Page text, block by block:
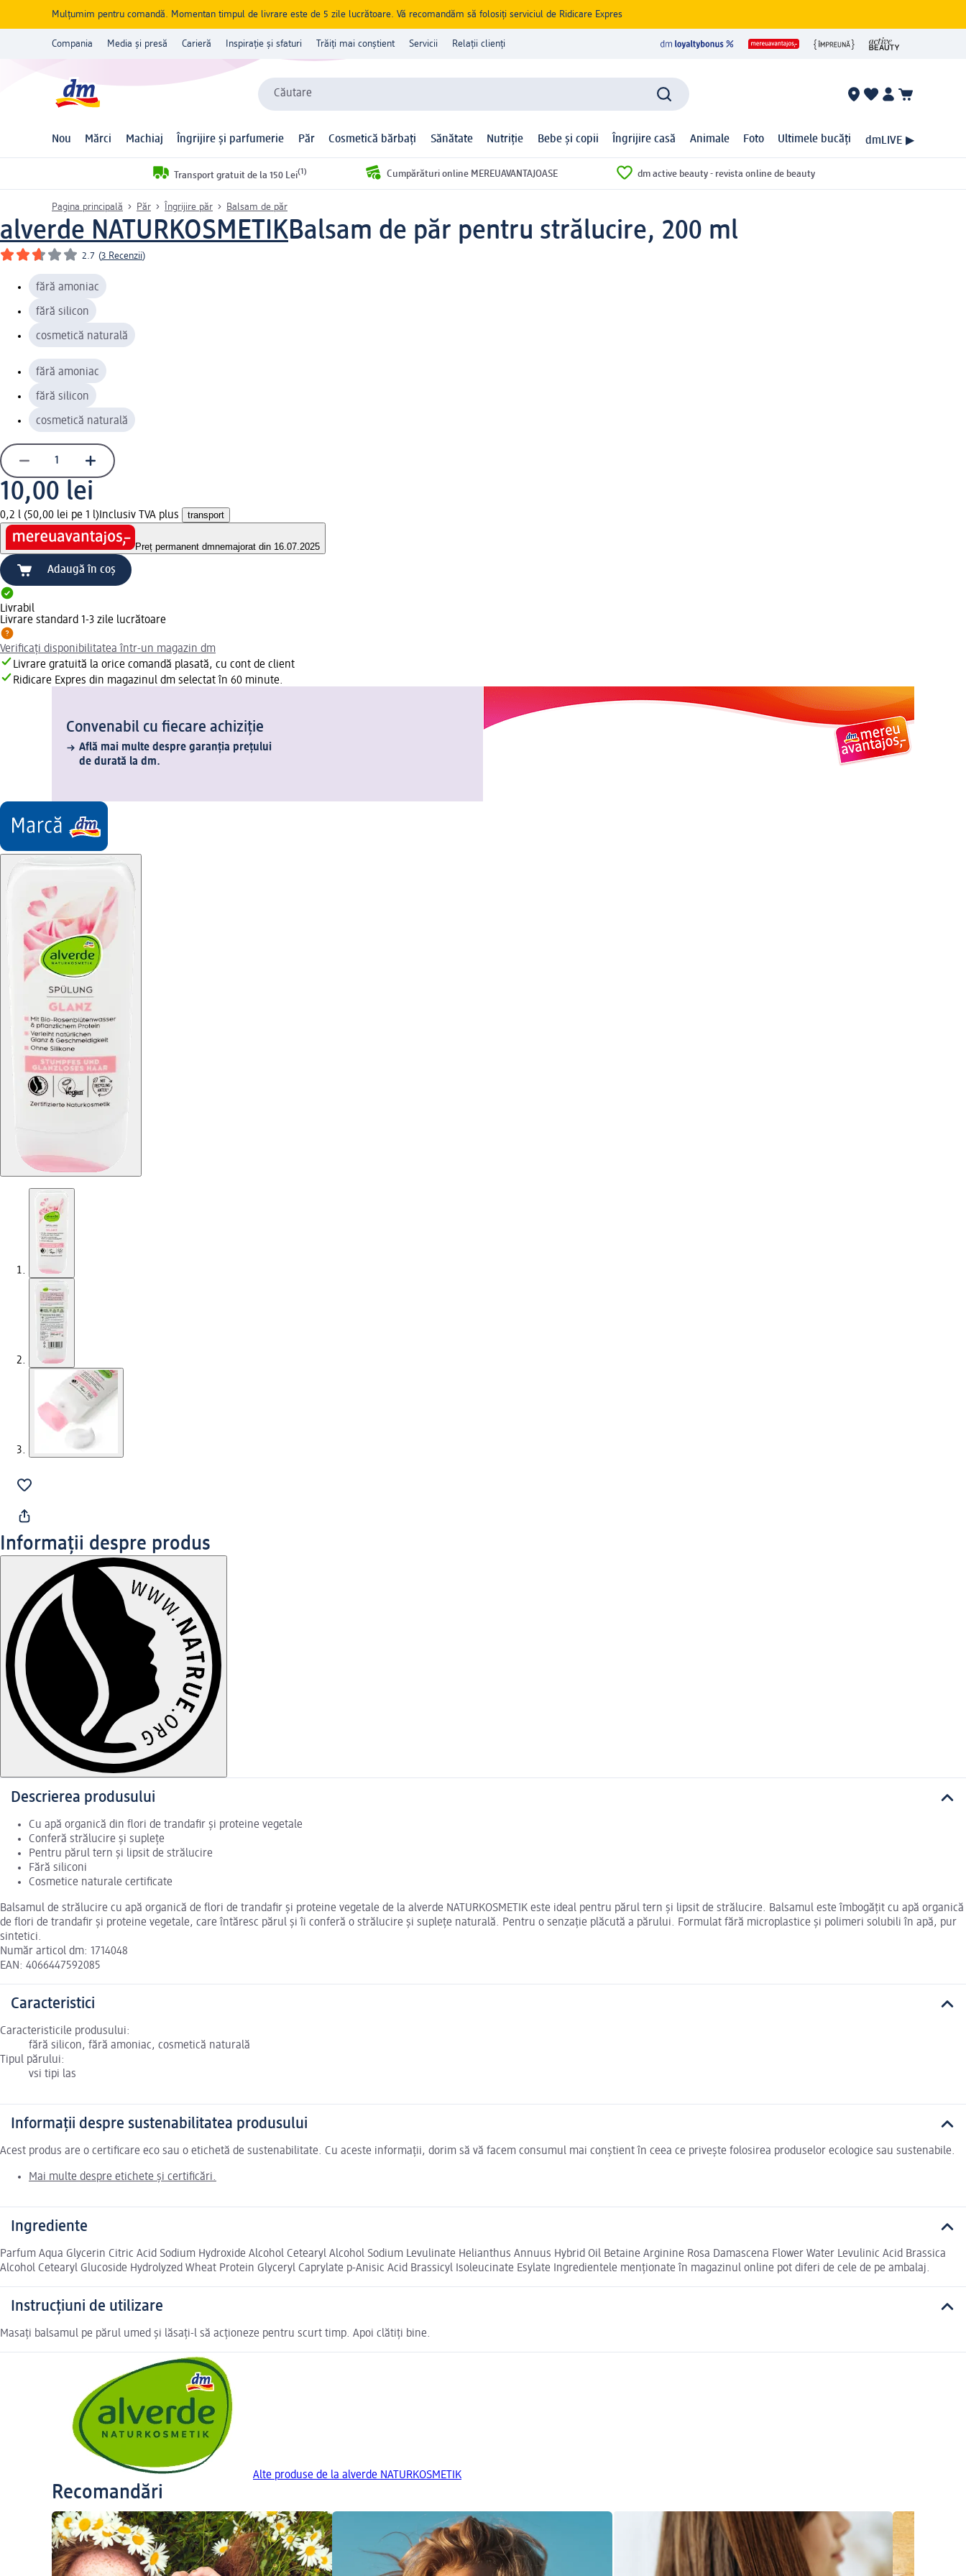
Mulțumim pentru comandă. Momentan timpul de livrare este de 5 zile lucrătoare. Vă recomandăm să folosiți serviciul de Ridicare Expres
Compania Media și presă Carieră Inspirație și sfaturi Trăiți mai conștient Servicii Relații clienți
Căutare
Nou Mărci Machiaj Îngrijire și parfumerie Păr Cosmetică bărbați Sănătate Nutriție Bebe și copii Îngrijire casă Animale Foto Ultimele bucăți dmLIVE ▶
Transport gratuit de la 150 Lei(1) Cumpărături online MEREUAVANTAJOASE dm active beauty - revista online de beauty
Pagina principală Păr Îngrijire păr Balsam de păr
alverde NATURKOSMETIKBalsam de păr pentru strălucire, 200 ml
2.7 (3 Recenzii)
fără amoniac
fără silicon
cosmetică naturală
fără amoniac
fără silicon
cosmetică naturală
10,00 lei
0,2 l (50,00 lei pe 1 l) Inclusiv TVA plus transport
Preț permanent dmnemajorat din 16.07.2025
Adaugă în coș
Livrabil
Livrare standard 1-3 zile lucrătoare
Verificați disponibilitatea într-un magazin dm
Livrare gratuită la orice comandă plasată, cu cont de client
Ridicare Expres din magazinul dm selectat în 60 minute.
Convenabil cu fiecare achiziție
Află mai multe despre garanția prețului
de durată la dm.
Informații despre produs
Descrierea produsului
Cu apă organică din flori de trandafir și proteine vegetale
Conferă strălucire și suplețe
Pentru părul tern și lipsit de strălucire
Fără siliconi
Cosmetice naturale certificate
Balsamul de strălucire cu apă organică de flori de trandafir și proteine vegetale de la alverde NATURKOSMETIK este ideal pentru părul tern și lipsit de strălucire. Balsamul este îmbogățit cu apă organică
de flori de trandafir și proteine vegetale, care întăresc părul și îi conferă o strălucire și suplețe naturală. Pentru o senzație plăcută a părului. Formulat fără microplastice și polimeri solubili în apă, pur
sintetici.
Număr articol dm: 1714048
EAN: 4066447592085
Caracteristici
Caracteristicile produsului:
fără silicon, fără amoniac, cosmetică naturală
Tipul părului:
vsi tipi las
Informații despre sustenabilitatea produsului
Acest produs are o certificare eco sau o etichetă de sustenabilitate. Cu aceste informații, dorim să vă facem consumul mai conștient în ceea ce privește folosirea produselor ecologice sau sustenabile.
Mai multe despre etichete și certificări.
Ingrediente
Parfum Aqua Glycerin Citric Acid Sodium Hydroxide Alcohol Cetearyl Alcohol Sodium Levulinate Helianthus Annuus Hybrid Oil Betaine Arginine Rosa Damascena Flower Water Levulinic Acid Brassica
Alcohol Cetearyl Glucoside Hydrolyzed Wheat Protein Glyceryl Caprylate p-Anisic Acid Brassicyl Isoleucinate Esylate Ingredientele menționate în magazinul online pot diferi de cele de pe ambalaj.
Instrucțiuni de utilizare
Masați balsamul pe părul umed și lăsați-l să acționeze pentru scurt timp. Apoi clătiți bine.
Alte produse de la alverde NATURKOSMETIK
Recomandări